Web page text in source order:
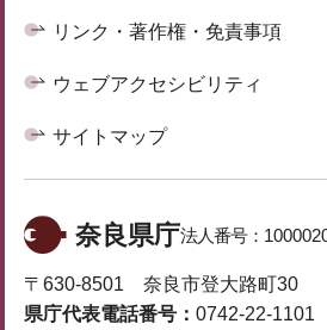
リンク・著作権・免責事項
ウェブアクセシビリティ
サイトマップ
奈良県庁法人番号：
〒630-8501 奈良市登大路町30
県庁代表電話番号： 0742-22-1101